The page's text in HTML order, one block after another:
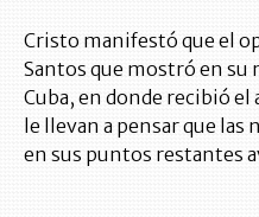
Cristo manifestó que el
Santos que mostró en su
Cuba, en donde recibió el
le llevan a pensar que las
en sus puntos restantes